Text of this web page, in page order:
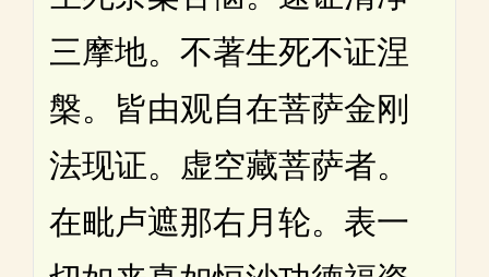
三摩地。不著生死不证涅
槃。皆由观自在菩萨金刚
法现证。虚空藏菩萨者。
在毗卢遮那右月轮。表一